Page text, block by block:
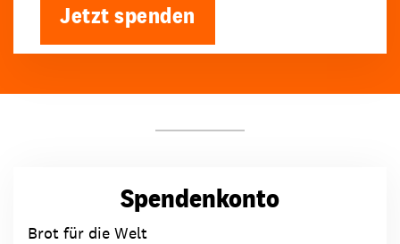
Jetzt spenden
Spendenkonto
Brot für die Welt